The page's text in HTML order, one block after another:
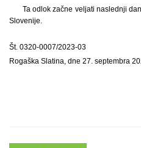
Ta odlok začne veljati naslednji
Slovenije.
Št. 0320-0007/2023-03
Rogaška Slatina, dne 27. septembra